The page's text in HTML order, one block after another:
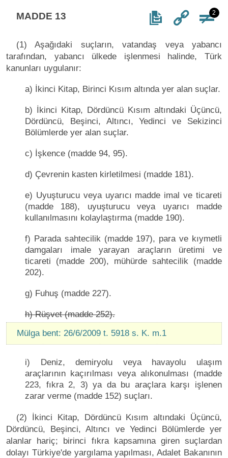
MADDE 13 2
(1) Aşağıdaki suçların, vatandaş veya yabancı
tarafından, yabancı ülkede işlenmesi halinde, Türk
kanunları uygulanır:
a) İkinci Kitap, Birinci Kısım altında yer alan suçlar.
b) İkinci Kitap, Dördüncü Kısım altındaki Üçüncü,
Dördüncü, Beşinci, Altıncı, Yedinci ve Sekizinci
Bölümlerde yer alan suçlar.
c) İşkence (madde 94, 95).
d) Çevrenin kasten kirletilmesi (madde 181).
e) Uyuşturucu veya uyarıcı madde imal ve ticareti
(madde 188), uyuşturucu veya uyarıcı madde
kullanılmasını kolaylaştırma (madde 190).
f) Parada sahtecilik (madde 197), para ve kıymetli
damgaları imale yarayan araçların üretimi ve
ticareti (madde 200), mühürde sahtecilik (madde
202).
g) Fuhuş (madde 227).
h) Rüşvet (madde 252).
Mülga bent: 26/6/2009 t. 5918 s. K. m.1
i) Deniz, demiryolu veya havayolu ulaşım
araçlarının kaçırılması veya alıkonulması (madde
223, fıkra 2, 3) ya da bu araçlara karşı işlenen
zarar verme (madde 152) suçları.
(2) İkinci Kitap, Dördüncü Kısım altındaki Üçüncü,
Dördüncü, Beşinci, Altıncı ve Yedinci Bölümlerde yer
alanlar hariç; birinci fıkra kapsamına giren suçlardan
dolayı Türkiye'de yargılama yapılması, Adalet Bakanının